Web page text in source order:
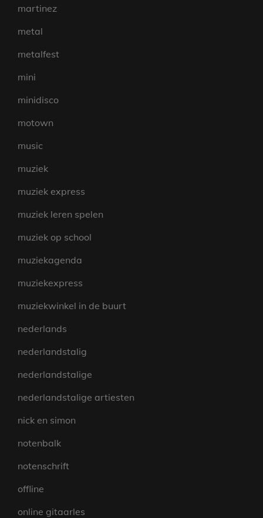
martinez
metal
metalfest
mini
minidisco
motown
music
muziek
muziek express
muziek leren spelen
muziek op school
muziekagenda
muziekexpress
muziekwinkel in de buurt
nederlands
nederlandstalig
nederlandstalige
nederlandstalige artiesten
nick en simon
notenbalk
notenschrift
offline
online gitaarles